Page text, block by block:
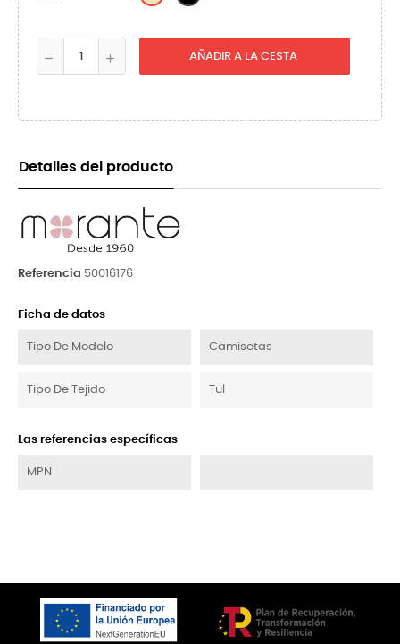
AÑADIR A LA CESTA
Detalles del producto
Referencia 50016176
Ficha de datos
Tipo De Modelo Camisetas
Tipo De Tejido Tul
Las referencias específicas
MPN